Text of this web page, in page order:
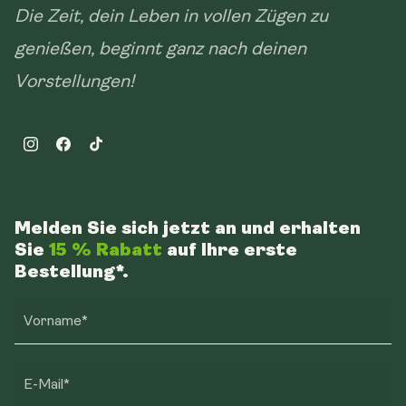
Die Zeit, dein Leben in vollen Zügen zu
genießen, beginnt ganz nach deinen
Vorstellungen!
InstagramFacebookTikTok
Melden Sie sich jetzt an und erhalten
Sie 15 % Rabatt auf Ihre erste
Bestellung*.
Vorname*
E-Mail*